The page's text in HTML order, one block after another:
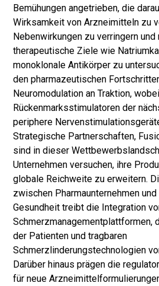
Bemühungen angetrieben, die
Wirksamkeit von Arzneimitteln zu
Nebenwirkungen zu verringern und
therapeutische Ziele wie
monoklonale Antikörper zu
den pharmazeutischen
Neuromodulation an Traktion,
Rückenmarksstimulatoren der
periphere
Strategische Partnerschaften,
sind in dieser
Unternehmen versuchen, ihre
globale Reichweite zu erweitern.
zwischen Pharmaunternehmen
Gesundheit treibt die Integration
Schmerzmanagementplattformen,
der Patienten und tragbaren
Schmerzlinderungstechnologien
Darüber hinaus prägen die
für neue